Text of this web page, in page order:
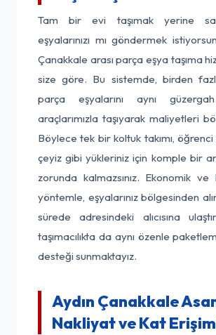
Tam bir evi taşımak yerine
eşyalarınızı mı göndermek
Çanakkale arası parça eşya taşıma
size göre. Bu sistemde, birden
parça eşyalarını aynı
araçlarımızla taşıyarak maliyetleri
Böylece tek bir koltuk takımı,
çeyiz gibi yükleriniz için komple bir
zorunda kalmazsınız. Ekonomik ve
yöntemle, eşyalarınız bölgesinden
sürede adresindeki alıcısına
taşımacılıkta da aynı özenle
desteği sunmaktayız.
Aydın Çanakkale
Nakliyat ve Kat